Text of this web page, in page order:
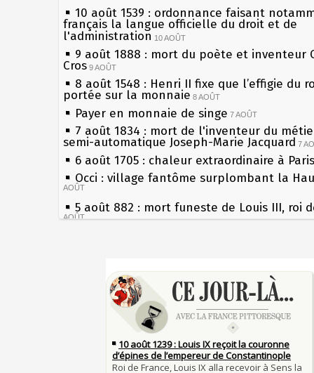
10 août 1539 : ordonnance faisant
français la langue officielle du droit et de
l'administration 10 AOÛT
9 août 1888 : mort du poète et inventeur
Cros 9 AOÛT
8 août 1548 : Henri II fixe que l’effigie du
portée sur la monnaie 8 AOÛT
Payer en monnaie de singe 7 AOÛT
7 août 1834 : mort de l'inventeur du
semi-automatique Joseph-Marie Jacquard 7
6 août 1705 : chaleur extraordinaire à Paris
Occi : village fantôme surplombant la
AOÛT
5 août 882 : mort funeste de Louis III, roi
AOÛT
Rouelle 3 AOÛT
Musée Jean de La Fontaine : réouverture
rénovation 2 AOÛT
2 août 1802 : Bonaparte est nommé
1er août 1589 : Henri III est poignardé à
par Jacques Clément, moine jacobin 1ER AOÛT
les siècles
27 mai 1610 : supplice de François
du roi Henri IV
Pierre qui roule n'amasse pas mousse
Qui aime bien châtie bien
Tout vient à point à qui sait attendre
François II (né le 19 janvier 1544, mort le